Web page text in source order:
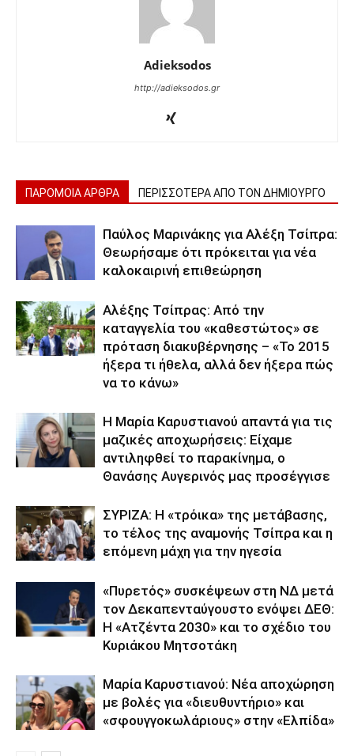
Adieksodos
http://adieksodos.gr
ΠΑΡΟΜΟΙΑ ΑΡΘΡΑ ΠΕΡΙΣΣΟΤΕΡΑ ΑΠΟ ΤΟΝ ΔΗΜΙΟΥΡΓΟ
Παύλος Μαρινάκης για Αλέξη Τσίπρα:
Θεωρήσαμε ότι πρόκειται για νέα
καλοκαιρινή επιθεώρηση
Αλέξης Τσίπρας: Από την
καταγγελία του «καθεστώτος» σε
πρόταση διακυβέρνησης – «Το 2015
ήξερα τι ήθελα, αλλά δεν ήξερα πώς
να το κάνω»
Η Μαρία Καρυστιανού απαντά για τις
μαζικές αποχωρήσεις: Είχαμε
αντιληφθεί το παρακίνημα, ο
Θανάσης Αυγερινός μας προσέγγισε
ΣΥΡΙΖΑ: Η «τρόικα» της μετάβασης,
το τέλος της αναμονής Τσίπρα και η
επόμενη μάχη για την ηγεσία
«Πυρετός» συσκέψεων στη ΝΔ μετά
τον Δεκαπενταύγουστο ενόψει ΔΕΘ:
Η «Ατζέντα 2030» και το σχέδιο του
Κυριάκου Μητσοτάκη
Μαρία Καρυστιανού: Νέα αποχώρηση
με βολές για «διευθυντήριο» και
«σφουγγοκωλάριους» στην «Ελπίδα»